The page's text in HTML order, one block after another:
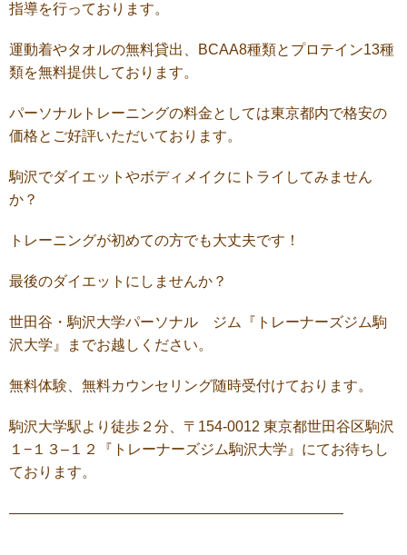
指導を行っております。
運動着やタオルの無料貸出、 BCAA8種類とプロテイン13種
類を無料提供しております。
パーソナルトレーニングの料金としては東京都内で格安の
価格とご好評いただいております。
駒沢でダイエットやボディメイクにトライしてみません
か？
トレーニングが初めての方でも大丈夫です！
最後のダイエットにしませんか？
世田谷・駒沢大学パーソナル ジム『トレーナーズジム駒
沢大学』までお越しください。
無料体験、無料カウンセリング随時受付けております。
駒沢大学駅より徒歩２分、〒 154-0012 東京都世田谷区駒沢
１ − １３– １２『トレーナーズジム駒沢大学』にてお待ちし
ております。
———————————————————————